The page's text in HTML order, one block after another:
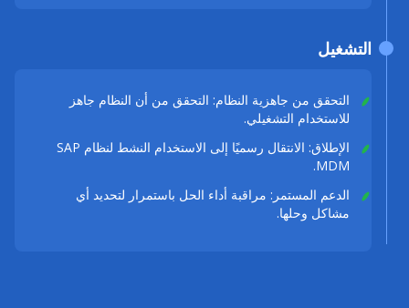
التحقق من جاهزية النظام: التحقق من أن النظام جاهز
للاستخدام التشغيلي.
الإطلاق: الانتقال رسميًا إلى الاستخدام النشط لنظام SAP
MDM.
الدعم المستمر: مراقبة أداء الحل باستمرار لتحديد أي
مشاكل وحلها.
التشغيل